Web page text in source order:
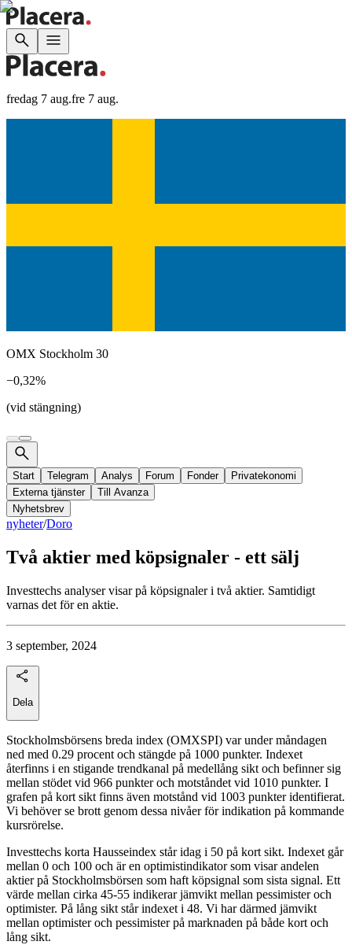
fredag 7 aug.fre 7 aug.
OMX Stockholm 30
−0,32%
(vid stängning)
Start Telegram Analys Forum Fonder
Privatekonomi
Externa tjänster
Till Avanza
Nyhetsbrev
nyheter/Doro
Två aktier med köpsignaler - ett sälj
Investtechs analyser visar på köpsignaler i två aktier. Samtidigt
varnas det för en aktie.
3 september, 2024
Dela
Stockholmsbörsens breda index (OMXSPI) var under måndagen
ned med 0.29 procent och stängde på 1000 punkter. Indexet
återfinns i en stigande trendkanal på medellång sikt och befinner sig
mellan stödet vid 966 punkter och motståndet vid 1010 punkter. I
grafen på kort sikt finns även motstånd vid 1003 punkter identifierat.
Vi behöver se brott genom dessa nivåer för indikation på kommande
kursrörelse.
Investtechs korta Hausseindex står idag i 50 på kort sikt. Indexet går
mellan 0 och 100 och är en optimistindikator som visar andelen
aktier på Stockholmsbörsen som haft köpsignal som sista signal. Ett
värde mellan cirka 45-55 indikerar jämvikt mellan pessimister och
optimister. På lång sikt står indexet i 48. Vi har därmed jämvikt
mellan optimister och pessimister på marknaden på både kort och
lång sikt.